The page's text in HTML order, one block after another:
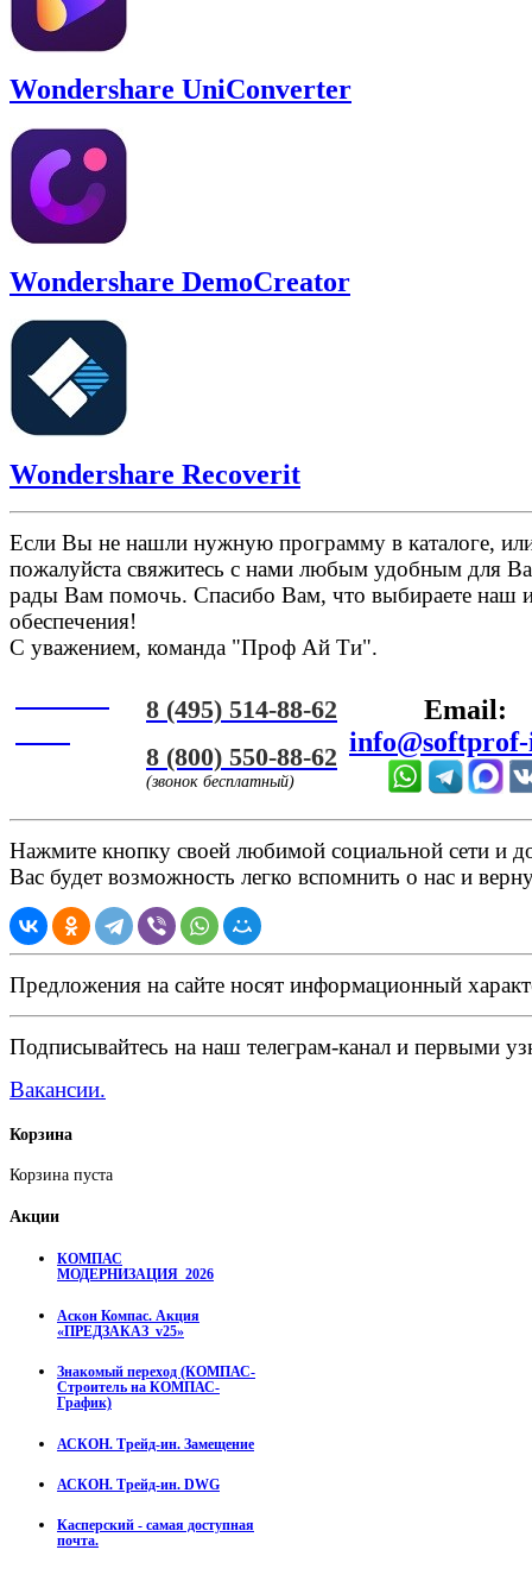
Wondershare UniConverter
Wondershare DemoCreator
Wondershare Recoverit
Если Вы не нашли нужную программу в каталоге,
пожалуйста свяжитесь с нами любым удобным для
рады Вам помочь. Спасибо Вам, что выбираете наш
обеспечения!
С уважением, команда "Проф Ай Ти".
8 (495) 514-88-62
8 (800) 550-88-62
(звонок бесплатный)
Email:
Нажмите кнопку своей любимой социальной сети и
Вас будет возможность легко вспомнить о нас и
Предложения на сайте носят информационный
Подписывайтесь на наш телеграм-канал и первыми
Вакансии.
Корзина
Корзина пуста
Акции
КОМПАС
МОДЕРНИЗАЦИЯ_2026
Аскон Компас. Акция
«ПРЕДЗАКАЗ_v25»
Знакомый переход (КОМПАС-
Строитель на КОМПАС-
График)
АСКОН. Трейд-ин. Замещение
АСКОН. Трейд-ин. DWG
Касперский - самая доступная
почта.